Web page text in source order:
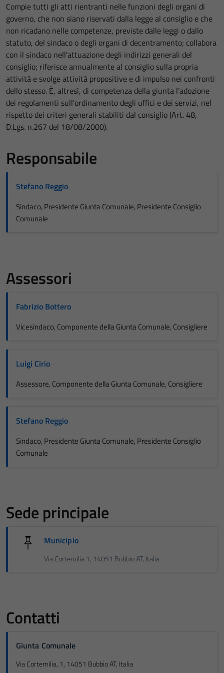
Compie tutti gli atti rientranti nelle funzioni degli organi di
governo, che non siano riservati dalla legge al consiglio e che
non ricadano nelle competenze, previste dalle leggi o dallo
statuto, del sindaco o degli organi di decentramento; collabora
con il sindaco nell'attuazione degli indirizzi generali del
consiglio; riferisce annualmente al consiglio sulla propria
attività e svolge attività propositive e di impulso nei confronti
dello stesso. È, altresì, di competenza della giunta l'adozione
dei regolamenti sull'ordinamento degli uffici e dei servizi, nel
rispetto dei criteri generali stabiliti dal consiglio (Art. 48,
D.Lgs. n.267 del 18/08/2000).
Responsabile
Stefano Reggio
Sindaco, Presidente Giunta Comunale, Presidente Consiglio
Comunale
Assessori
Fabrizio Bottero
Vicesindaco, Componente della Giunta Comunale, Consigliere
Luigi Cirio
Assessore, Componente della Giunta Comunale, Consigliere
Stefano Reggio
Sindaco, Presidente Giunta Comunale, Presidente Consiglio
Comunale
Sede principale
Municipio
Via Cortemilia 1, 14051 Bubbio AT, Italia
Contatti
Giunta Comunale
Via Cortemilia, 1, 14051 Bubbio AT, Italia